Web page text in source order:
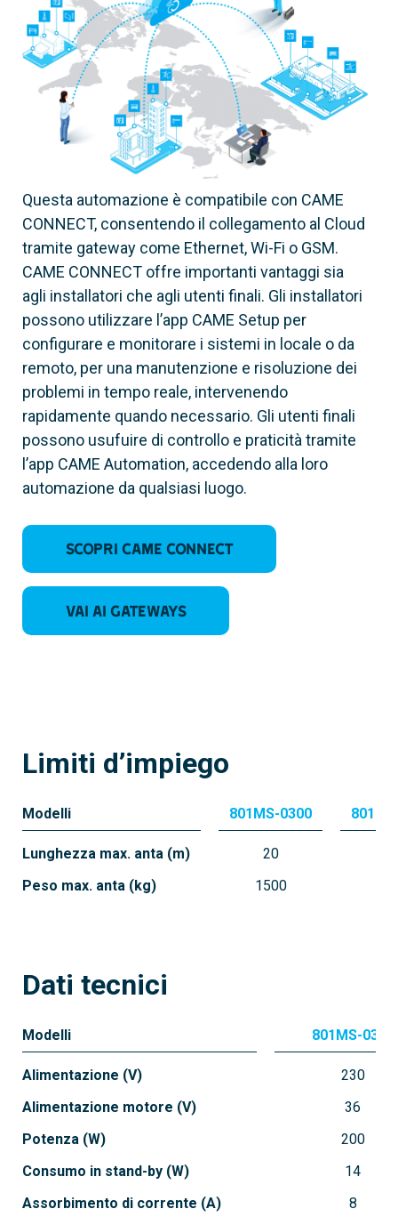
Questa automazione è compatibile con CAME
CONNECT, consentendo il collegamento al Cloud
tramite gateway come Ethernet, Wi-Fi o GSM.
CAME CONNECT offre importanti vantaggi sia
agli installatori che agli utenti finali. Gli installatori
possono utilizzare l’app CAME Setup per
configurare e monitorare i sistemi in locale o da
remoto, per una manutenzione e risoluzione dei
problemi in tempo reale, intervenendo
rapidamente quando necessario. Gli utenti finali
possono usufuire di controllo e praticità tramite
l’app CAME Automation, accedendo alla loro
automazione da qualsiasi luogo.
Scopri CAME CONNECT
Vai ai Gateways
Limiti d’impiego
Modelli
Lunghezza max. anta (m)
Peso max. anta (kg)
801MS-0300
20
1500
Dati tecnici
Modelli
Alimentazione (V)
Alimentazione motore (V)
Potenza (W)
Consumo in stand-by (W)
Assorbimento di corrente (A)
801MS-0300
230
36
200
14
8